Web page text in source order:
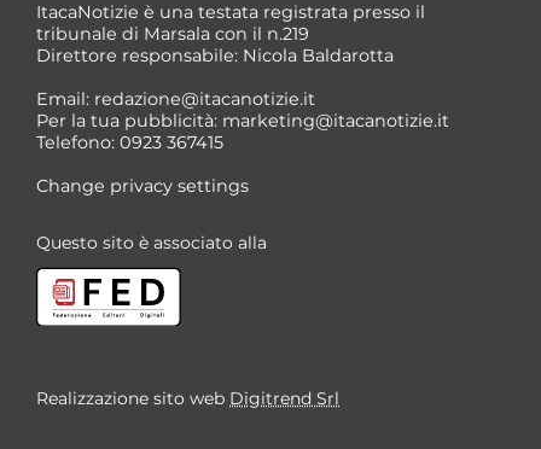
ItacaNotizie è una testata registrata presso il
tribunale di Marsala con il n.219
Direttore responsabile: Nicola Baldarotta
Email: redazione@itacanotizie.it
Per la tua pubblicità: marketing@itacanotizie.it
Telefono: 0923 367415
Change privacy settings
Questo sito è associato alla
Realizzazione sito web Digitrend Srl